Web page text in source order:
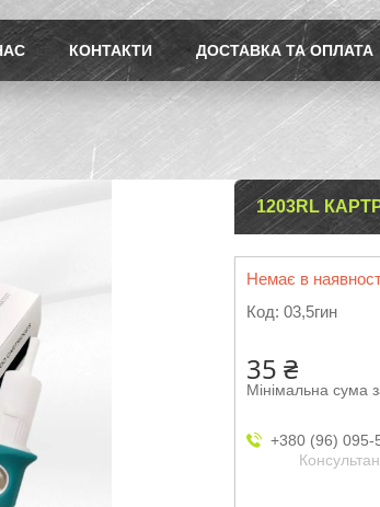
КОНТАКТИ ДОСТАВКА ТА ОПЛАТА
1203RL
Немає в
Код: 03,5гин
35 ₴
Мінімальна сума
+380 (96) 095-